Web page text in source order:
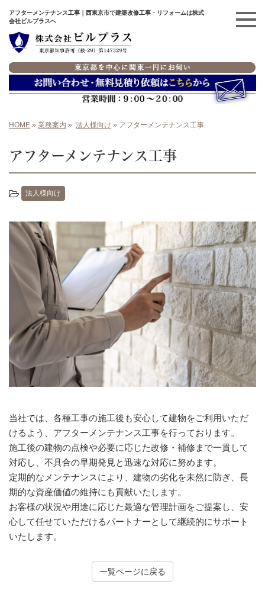
アフターメンテナンス工事｜西東京市で建築改修工事・リフォームは株式
会社ビルプラスへ
HOME » 業務案内 » 法人様向け » アフターメンテナンス工事
アフターメンテナンス工事
法人様向け
当社では、各種工事の施工後も安心して建物をご利用いただ
けるよう、アフターメンテナンス工事を行っております。
施工後の建物の点検や必要に応じた改修・補修まで一貫して
対応し、不具合の早期発見と迅速な対応に努めます。
定期的なメンテナンスにより、建物の劣化を未然に防ぎ、長
期的な資産価値の維持にも貢献いたします。
お客様の状況や用途に応じた最適な管理計画をご提案し、安
心して任せていただけるパートナーとして継続的にサポート
いたします。
一覧ページに戻る